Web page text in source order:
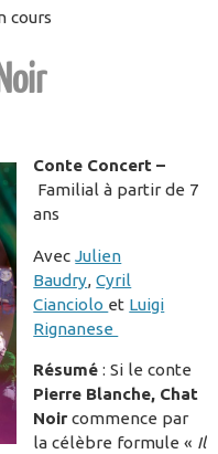
cours
Conte Concert –
Familial à partir de 7
ans
AvecJulien
Baudry,Cyril
Cianciolo et Luigi
Rignanese
Résumé: Si le conte
Pierre Blanche, Chat
Noircommence par
la célèbre formule « Il